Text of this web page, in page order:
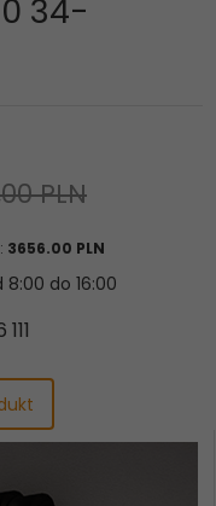
34-
PLN
3656.00 PLN
do 16:00